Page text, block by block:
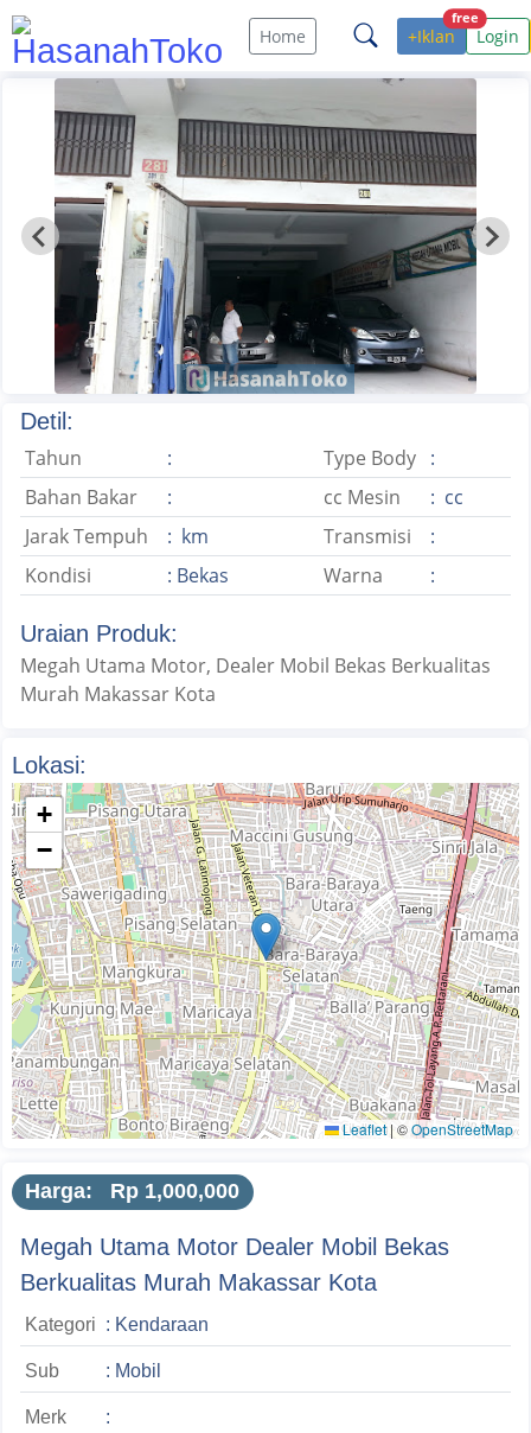
Home +Iklan
free
Login
Detil:
Tahun
: Type Body :
Bahan Bakar
: cc Mesin
: cc
Jarak Tempuh
: km Transmisi
:
Kondisi
: Bekas Warna :
Uraian Produk:
Megah Utama Motor, Dealer Mobil Bekas Berkualitas
Murah Makassar Kota
Lokasi:
+
−
Leaflet|©OpenStreetMap
Harga: Rp 1,000,000
Megah Utama Motor Dealer Mobil Bekas
Berkualitas Murah Makassar Kota
Kategori : Kendaraan
Sub : Mobil
Merk :